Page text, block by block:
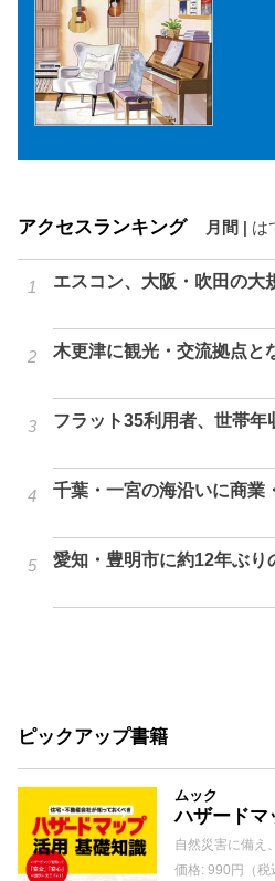
アクセスランキング 月間 は
エスコン、大阪・吹田の大
木更津に観光・交流拠点と
フラット35利用者、世帯年
千葉・一宮の海沿いに商業
愛知・豊明市に約12年ぶり
ピックアップ書籍
ムック
ハザードマ
自然災害に備え
価格: 990円（税